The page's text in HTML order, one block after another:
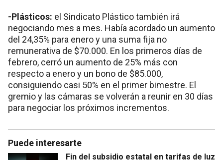
-Plásticos: el Sindicato Plástico también irá
negociando mes a mes. Había acordado un aumento
del 24,35% para enero y una suma fija no
remunerativa de $70.000. En los primeros días de
febrero, cerró un aumento de 25% más con
respecto a enero y un bono de $85.000,
consiguiendo casi 50% en el primer bimestre. El
gremio y las cámaras se volverán a reunir en 30 días
para negociar los próximos incrementos.
Puede interesarte
Fin del subsidio estatal en tarifas de luz